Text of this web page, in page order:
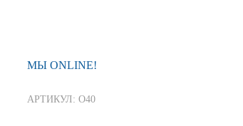
МЫ ONLINE!
АРТИКУЛ: О40